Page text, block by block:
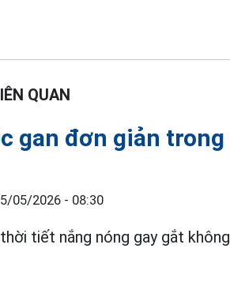
QUAN
gan đơn giản
05/2026 - 08:30
tiết nắng nóng gay gắt